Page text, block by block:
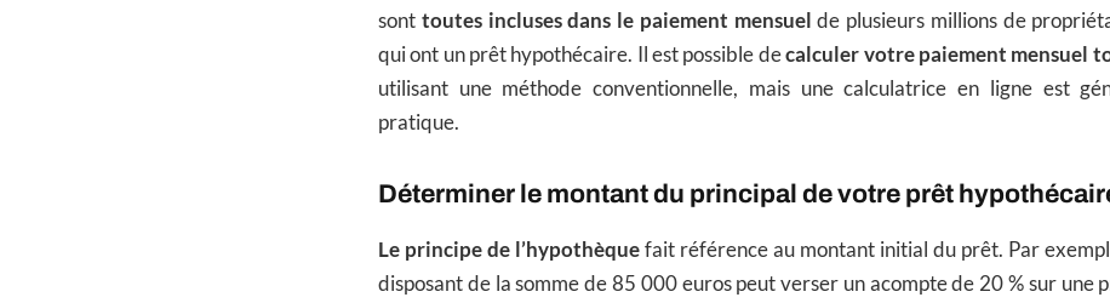
sont toutes incluses dans le paiement mensuelde plusieurs millions de
qui ont un prêt hypothécaire. Il est possible decalculer votre paiement mensuel
utilisant une méthode conventionnelle, mais une calculatrice en ligne est
pratique.
Déterminer le montant du principal de votre prêt
Le principe de l’hypothèque fait référence au montant initial du prêt. Par
disposant de la somme de 85 000 euros peut verser un acompte de 20 % sur une